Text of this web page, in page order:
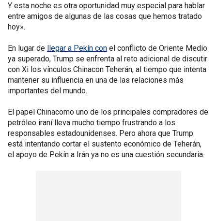
Y esta noche es otra oportunidad muy especial para hablar
entre amigos de algunas de las cosas que hemos tratado
hoy».
En lugar de llegar a Pekín con el conflicto de Oriente Medio
ya superado, Trump se enfrenta al reto adicional de discutir
con Xi los vínculos Chinacon Teherán, al tiempo que intenta
mantener su influencia en una de las relaciones más
importantes del mundo.
El papel Chinacomo uno de los principales compradores de
petróleo iraní lleva mucho tiempo frustrando a los
responsables estadounidenses. Pero ahora que Trump
está intentando cortar el sustento económico de Teherán,
el apoyo de Pekín a Irán ya no es una cuestión secundaria.